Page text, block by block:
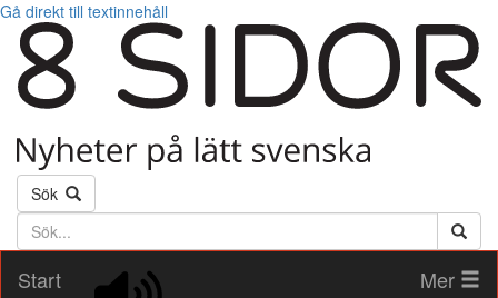
Gå direkt till textinnehåll
Sök
Söktext
Start
Mer